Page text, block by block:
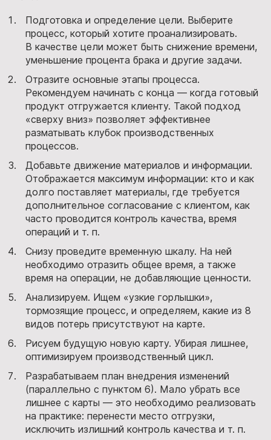
Подготовка и определение цели. Выберите
процесс, который хотите проанализировать.
В качестве цели может быть снижение времени,
уменьшение процента брака и другие задачи.
Отразите основные этапы процесса.
Рекомендуем начинать с конца — когда готовый
продукт отгружается клиенту. Такой подход
«сверху вниз» позволяет эффективнее
разматывать клубок производственных
процессов.
Добавьте движение материалов и информации.
Отображается максимум информации: кто и как
долго поставляет материалы, где требуется
дополнительное согласование с клиентом, как
часто проводится контроль качества, время
операций и т. п.
Снизу проведите временную шкалу. На ней
необходимо отразить общее время, а также
время на операции, не добавляющие ценности.
Анализируем. Ищем «узкие горлышки»,
тормозящие процесс, и определяем, какие из 8
видов потерь присутствуют на карте.
Рисуем будущую новую карту. Убирая лишнее,
оптимизируем производственный цикл.
Разрабатываем план внедрения изменений
(параллельно с пунктом 6). Мало убрать все
лишнее с карты — это необходимо реализовать
на практике: перенести место отгрузки,
исключить излишний контроль качества и т. п.